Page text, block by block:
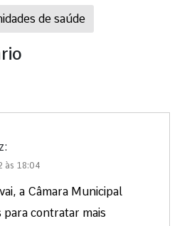
de saúde
às 18:04
a Câmara Municipal
para contratar mais